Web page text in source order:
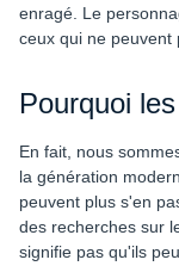
enragé. Le
ceux qui ne peuvent
Pourquoi
En fait, nous
la génération
peuvent plus s'en
des recherches sur
signifie pas qu'ils